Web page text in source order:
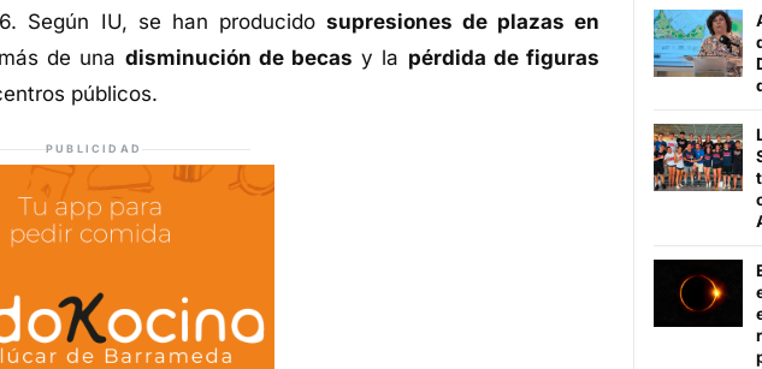
Según IU, se han producido supresiones de plazas en
de una disminución de becas y la pérdida de figuras
públicos.
PUBLICIDAD